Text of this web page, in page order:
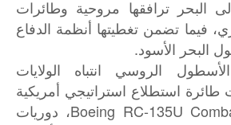
البحر ترافقها مروحية وطائرات
فيما تضمن تغطيتها أنظمة الدفاع
البحر الأسود.
الروسي انتباه الولايات
استطلاع استراتيجي أمريكية
من طراز Boeing RC-135U Combat Sent، دوريات